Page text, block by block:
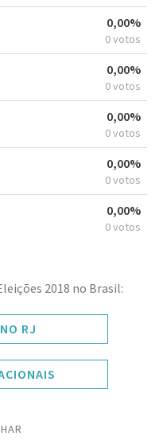
0,00%
0 votos
0,00%
0 votos
0,00%
0 votos
0,00%
0 votos
0,00%
0 votos
2018 no Brasil:
RJ